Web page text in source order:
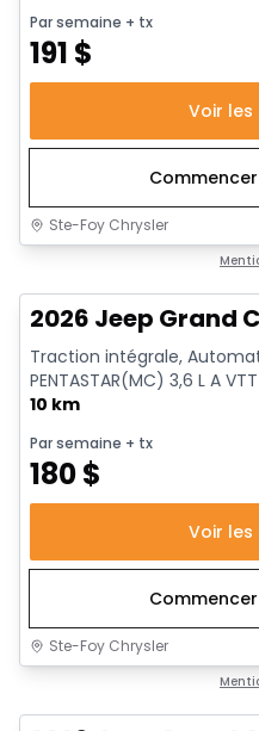
Par semaine + tx
191 $
Voir
Ste-Foy Chrysler
2026 Jeep Grand
Traction intégrale,
PENTASTAR(MC) 3,6 L A
10 km
Par semaine + tx
180$
Voir
Ste-Foy Chrysler